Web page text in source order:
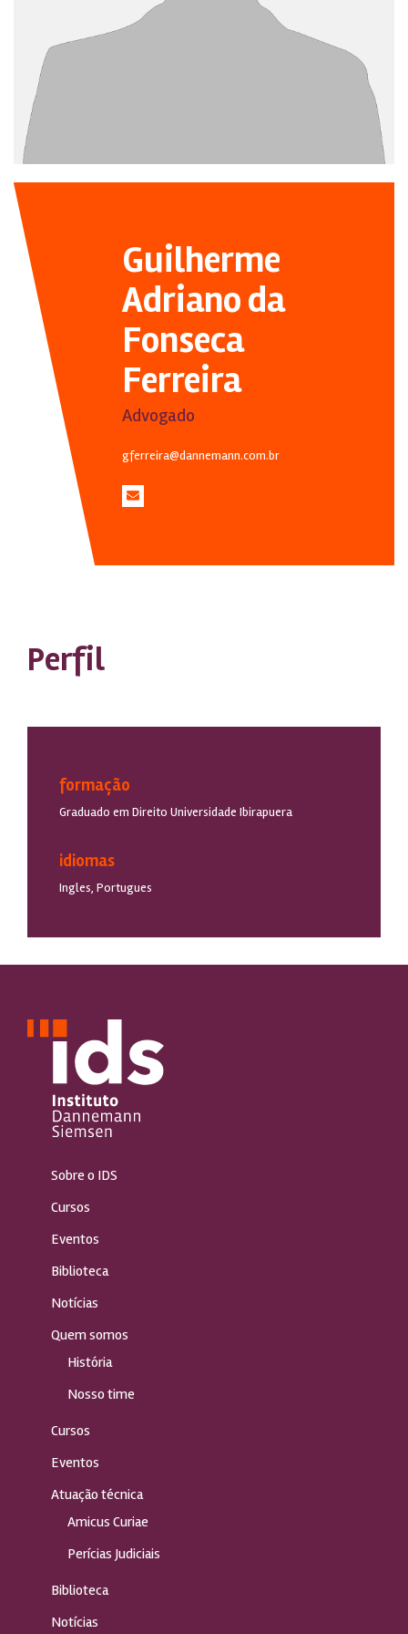
Guilherme
Adriano da
Fonseca
Ferreira
Advogado
gferreira@dannemann.com.br
Perfil
formação
Graduado em Direito Universidade Ibirapuera
idiomas
Ingles, Portugues
Sobre o IDS
Cursos
Eventos
Biblioteca
Notícias
Quem somos
História
Nosso time
Cursos
Eventos
Atuação técnica
Amicus Curiae
Perícias Judiciais
Biblioteca
Notícias